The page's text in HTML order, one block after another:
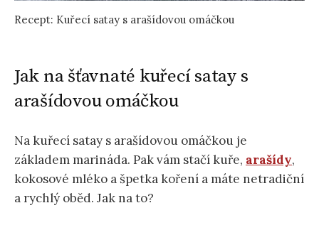
Recept: Kuřecí satay s arašídovou omáčkou
Jak na šťavnaté kuřecí satay s
arašídovou omáčkou
Na kuřecí satay s arašídovou omáčkou je
základem marináda. Pak vám stačí kuře, arašídy,
kokosové mléko a špetka koření a máte netradiční
a rychlý oběd. Jak na to?